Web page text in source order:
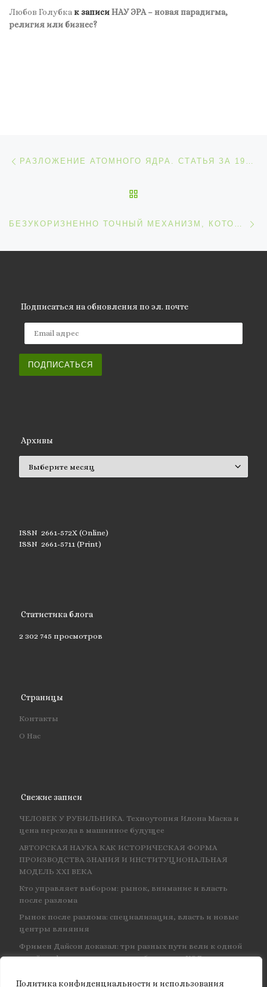
Политика конфиденциальности и использования
Любов Голубка к записиНАУ ЭРА – новая парадигма,
религия или бизнес?
РАЗЛОЖЕНИЕ АТОМНОГО ЯДРА. СТАТЬЯ ЗА 1933 ГОД Ю. ХУДАКОВА
БЕЗУКОРИЗНЕННО ТОЧНЫЙ МЕХАНИЗМ, КОТОРОМУ 300 ЛЕТ
Подписаться на обновления по эл. почте
ПОДПИСАТЬСЯ
Архивы
ISSN 2661-572X (Online)
ISSN 2661-5711 (Print)
Статистика блога
2 302 745 просмотров
Страницы
Контакты
О Нас
Свежие записи
ЧЕЛОВЕК У РУБИЛЬНИКА. Техноутопия Илона Маска и
цена перехода в машинное будущее
АВТОРСКАЯ НАУКА КАК ИСТОРИЧЕСКАЯ ФОРМА
ПРОИЗВОДСТВА ЗНАНИЯ И ИНСТИТУЦИОНАЛЬНАЯ
МОДЕЛЬ XXI ВЕКА
Кто управляет выбором: рынок, внимание и власть
после разлома
Рынок после разлома: специализация, власть и новые
центры влияния
Фримен Дайсон доказал: три разных пути вели к одной
и той же физике — и навсегда объединил КЭД